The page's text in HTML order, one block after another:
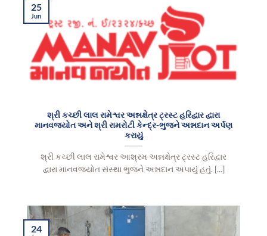
શ્રી કચ્છી લાલ રામેશ્વર અન્નક્ષેત્ર ટ્રસ્ટ હરિદ્વાર દ્વારા
માનવજ્યોત અને શ્રી રામરોટી કેન્દ્ર-ભુજને અન્નદાન અર્પણ
કરાયું
શ્રી કચ્છી લાલ રામેશ્વર આશ્રમ અન્નક્ષેત્ર ટ્રસ્ટ હરિદ્વાર
દ્વારા માનવજ્યોત સંસ્થા ભુજને અન્નદાન અપાયું હતું. [...]
25
Jun
24